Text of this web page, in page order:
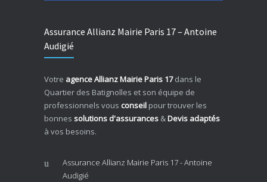
Assurance Allianz Mairie Paris 17 – Antoine
Audigié
Votre agence Allianz Mairie Paris 17dans le
Quartier des Batignolles et son équipe de
professionnels vous conseil pour trouver les
bonnes solutions d'assurances &Devis adaptés
à vos besoins.
Assurance Allianz Mairie Paris 17 - Antoine
Audigié